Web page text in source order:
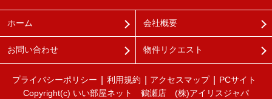
ホーム 会社概要
お問い合わせ 物件リクエスト
プライバシーポリシー 利用規約 アクセスマップ
PCサイト
Copyright(c) いい部屋ネット 鶴瀬店 (株)アイリスジャパ